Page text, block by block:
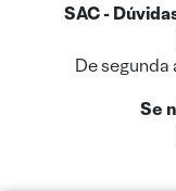
SAC -
De segunda
Se